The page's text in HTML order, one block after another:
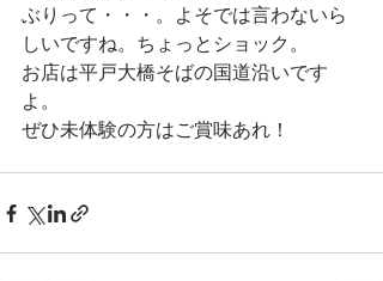
ぶりって・・・。よそでは言わないら
しいですね。ちょっとショック。
お店は平戸大橋そばの国道沿いです
よ。
ぜひ未体験の方はご賞味あれ！